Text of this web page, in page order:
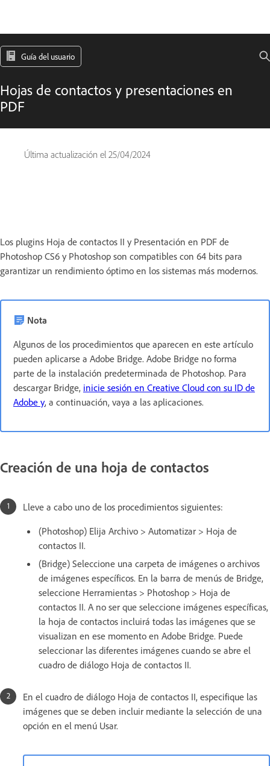
Guía del usuario
Hojas de contactos y presentaciones en
PDF
Última actualización el 25/04/2024
Los plugins Hoja de contactos II y Presentación en PDF de
Photoshop CS6 y Photoshop son compatibles con 64 bits para
garantizar un rendimiento óptimo en los sistemas más modernos.
Nota
Algunos de los procedimientos que aparecen en este artículo
pueden aplicarse a Adobe Bridge. Adobe Bridge no forma
parte de la instalación predeterminada de Photoshop. Para
descargar Bridge, inicie sesión en Creative Cloud con su ID de
Adobe y, a continuación, vaya a las aplicaciones.
Creación de una hoja de contactos
Lleve a cabo uno de los procedimientos siguientes:
(Photoshop) Elija Archivo > Automatizar > Hoja de
contactos II.
(Bridge) Seleccione una carpeta de imágenes o archivos
de imágenes específicos. En la barra de menús de Bridge,
seleccione Herramientas > Photoshop > Hoja de
contactos II. A no ser que seleccione imágenes específicas,
la hoja de contactos incluirá todas las imágenes que se
visualizan en ese momento en Adobe Bridge. Puede
seleccionar las diferentes imágenes cuando se abre el
cuadro de diálogo Hoja de contactos II.
En el cuadro de diálogo Hoja de contactos II, especifique las
imágenes que se deben incluir mediante la selección de una
opción en el menú Usar.